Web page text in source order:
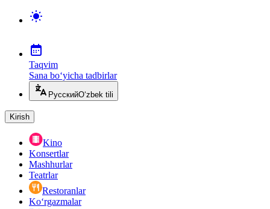
Taqvim
Sana bo‘yicha tadbirlar
РусскийO‘zbek tili
Kirish
Kino
Konsertlar
Mashhurlar
Teatrlar
Restoranlar
Ko‘rgazmalar